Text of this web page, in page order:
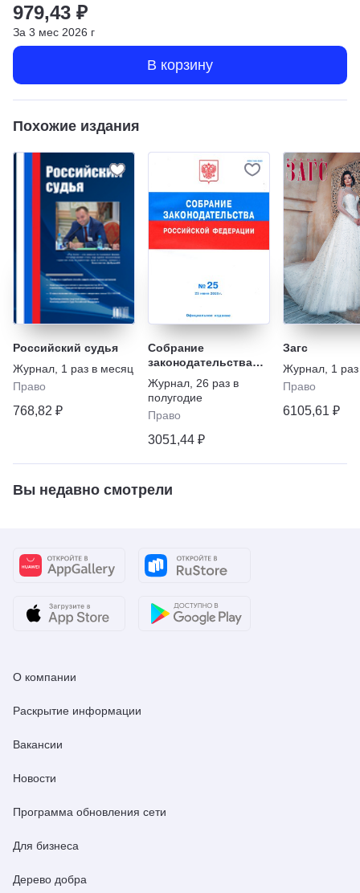
979,43 ₽
За 3 мес 2026 г
В корзину
Похожие издания
Российский судья
Журнал 1 раз в месяц
Право
768,82 ₽
Собрание
законодательства
Российской
Федерации
Журнал 26 раз в
полугодие
Право
3051,44 ₽
Загс
Журнал 1
Право
6105,61 ₽
Вы недавно смотрели
О компании
Раскрытие информации
Вакансии
Новости
Программа обновления сети
Для бизнеса
Дерево добра